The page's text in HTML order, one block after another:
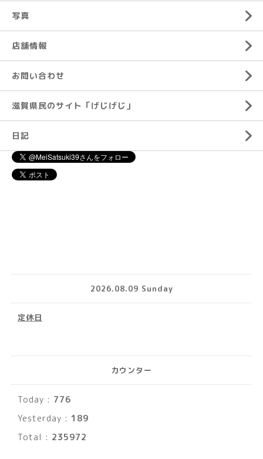
写真
店舗情報
お問い合わせ
滋賀県民のサイト「げじげじ」
日記
2026.08.09 Sunday
定休日
カウンター
Today : 776
Yesterday : 189
Total : 235972